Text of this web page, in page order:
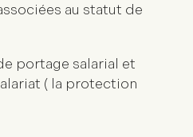
au statut de
portage salarial et
( la protection